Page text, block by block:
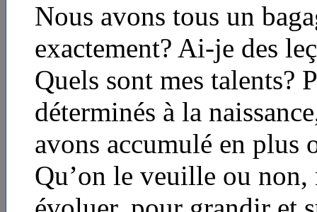
Nous avons tous un
exactement? Ai-je des
Quels sont mes talents?
déterminés à la
avons accumulé en plus
Qu’on le veuille ou non,